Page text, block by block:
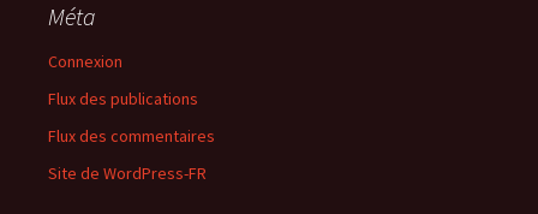
Méta
Connexion
Flux des publications
Flux des commentaires
Site de WordPress-FR